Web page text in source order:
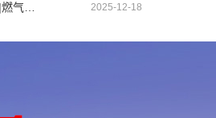
2025-12-18